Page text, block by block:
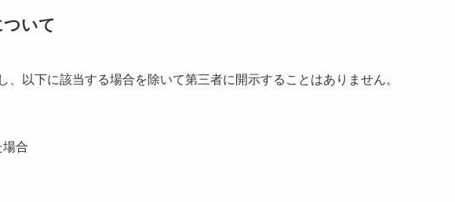
ついて
、以下に該当する場合を除いて第三者に開示することはありません。
合